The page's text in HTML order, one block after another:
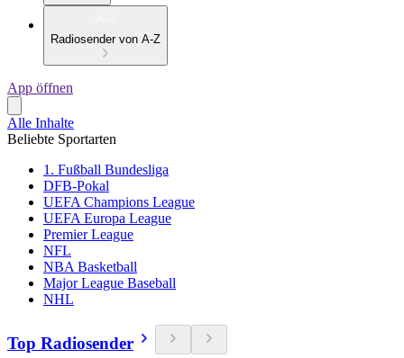
Radiosender von A-Z
App öffnen
Alle Inhalte
Beliebte Sportarten
1. Fußball Bundesliga
DFB-Pokal
UEFA Champions League
UEFA Europa League
Premier League
NFL
NBA Basketball
Major League Baseball
NHL
Top Radiosender